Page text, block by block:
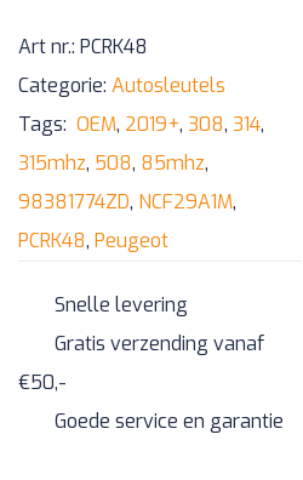
98381774ZD
aantal
Art nr.: PCRK48
Categorie: Autosleutels
Tags: OEM, 2019+, 308, 314,
315mhz, 508, 85mhz,
98381774ZD, NCF29A1M,
PCRK48, Peugeot
Snelle levering
Gratis verzending vanaf
€50,-
Goede service en garantie